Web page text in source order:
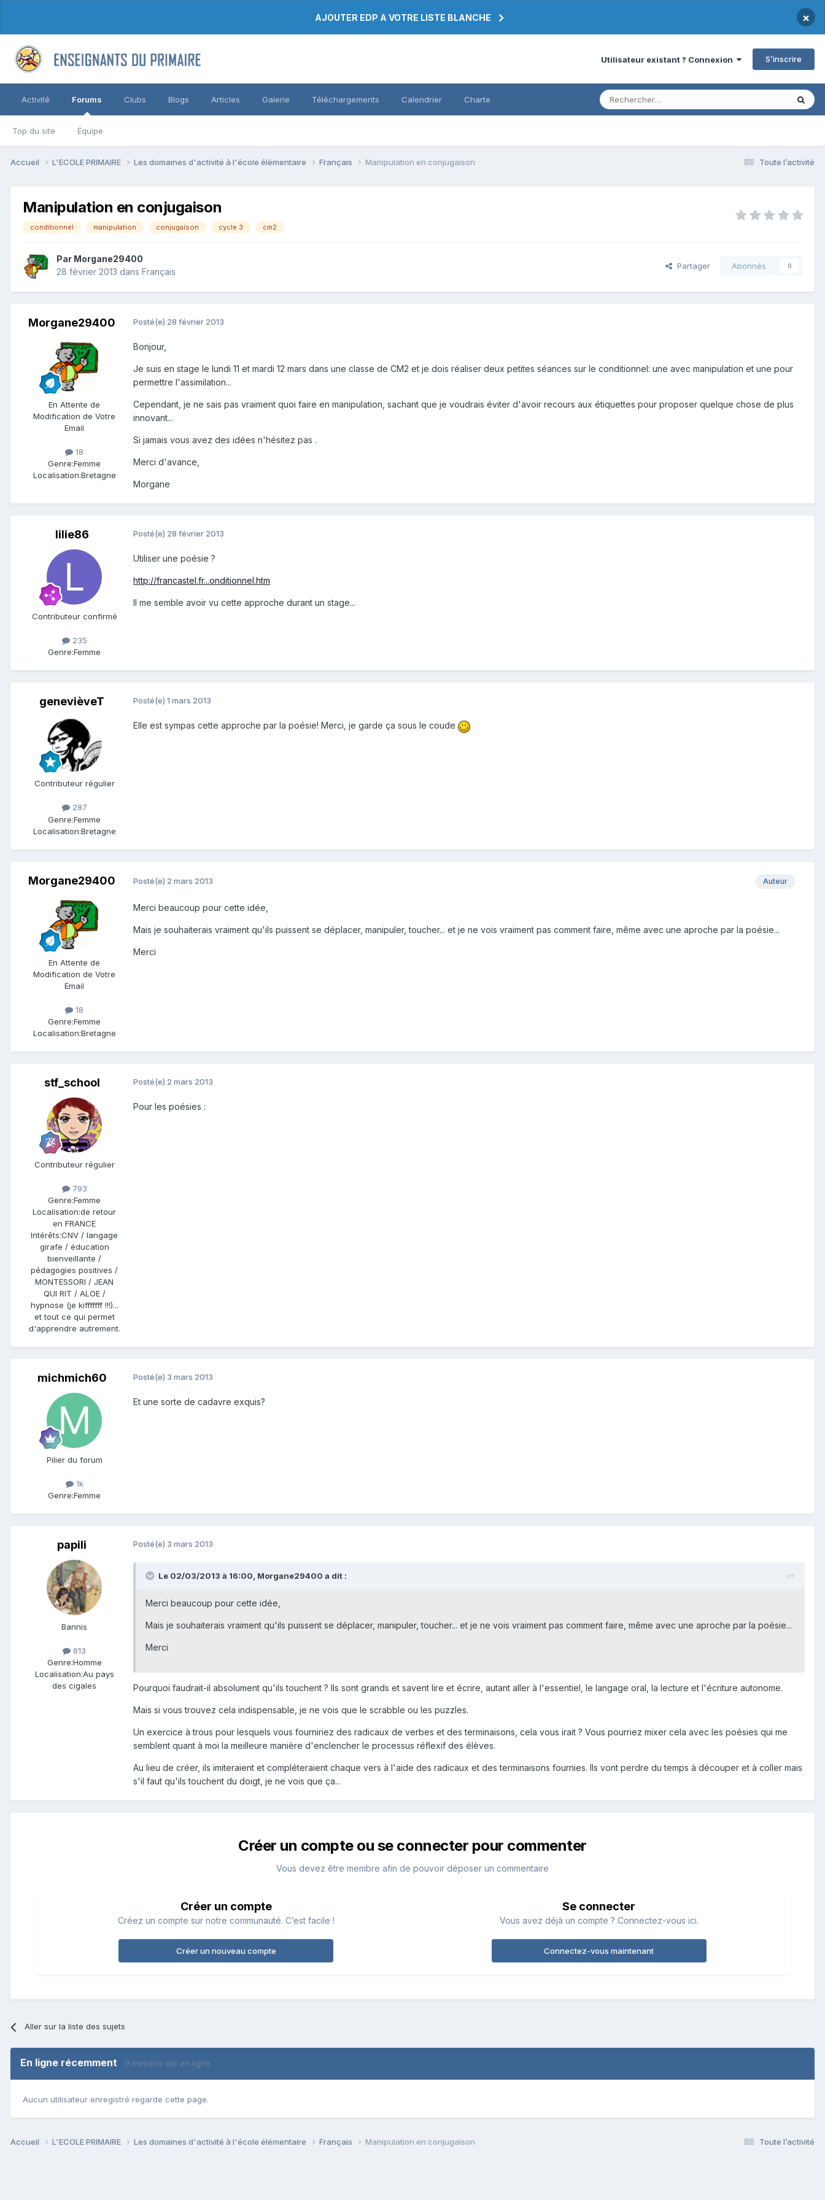
AJOUTER EDP A VOTRE LISTE BLANCHE ×
Utilisateur existant ? Connexion S’inscrire
Activité Forums
Top du site Équipe
Clubs Blogs Articles Galerie Téléchargements Calendrier Charte
Toute l’activité
Accueil L'ECOLE PRIMAIRE Les domaines d'activité à l'école élémentaire Français Manipulation en conjugaison
Manipulation en conjugaison
conditionnel manipulation conjugaison cycle 3 cm2
Par Morgane29400
28 février 2013 dans Français
Partager Abonnés 0
Morgane29400
En Attente de
Modification de Votre
Email
18
Genre:Femme
Localisation:Bretagne
Posté(e) 28 février 2013
Bonjour,
Je suis en stage le lundi 11 et mardi 12 mars dans une classe de CM2 et je dois réaliser deux petites séances sur le conditionnel: une avec manipulation et une pour
permettre l'assimilation...
Cependant, je ne sais pas vraiment quoi faire en manipulation, sachant que je voudrais éviter d'avoir recours aux étiquettes pour proposer quelque chose de plus
innovant...
Si jamais vous avez des idées n'hésitez pas .
Merci d'avance,
Morgane
lilie86
Contributeur confirmé
235
Genre:Femme
Posté(e) 28 février 2013
Utiliser une poésie ?
http://francastel.fr...onditionnel.htm
Il me semble avoir vu cette approche durant un stage...
genevièveT
Contributeur régulier
287
Genre:Femme
Localisation:Bretagne
Posté(e) 1 mars 2013
Elle est sympas cette approche par la poésie! Merci, je garde ça sous le coude
Morgane29400
En Attente de
Modification de Votre
Email
18
Genre:Femme
Localisation:Bretagne
Auteur
Posté(e) 2 mars 2013
Merci beaucoup pour cette idée,
Mais je souhaiterais vraiment qu'ils puissent se déplacer, manipuler, toucher... et je ne vois vraiment pas comment faire, même avec une aproche par la poésie...
Merci
stf_school
Contributeur régulier
793
Genre:Femme
Localisation:de retour
en FRANCE
Intérêts:CNV / langage
girafe / éducation
bienveillante /
pédagogies positives /
MONTESSORI / JEAN
QUI RIT / ALOE /
hypnose (je kifffffff !!!)...
et tout ce qui permet
d'apprendre autrement.
Posté(e) 2 mars 2013
Pour les poésies :
michmich60
Pilier du forum
1k
Genre:Femme
Posté(e) 3 mars 2013
Et une sorte de cadavre exquis?
papili
Bannis
813
Genre:Homme
Localisation:Au pays
des cigales
Posté(e) 3 mars 2013
Le 02/03/2013 à 16:00, Morgane29400 a dit :
Merci beaucoup pour cette idée,
Mais je souhaiterais vraiment qu'ils puissent se déplacer, manipuler, toucher... et je ne vois vraiment pas comment faire, même avec une aproche par la poésie...
Merci
Pourquoi faudrait-il absolument qu'ils touchent ? Ils sont grands et savent lire et écrire, autant aller à l'essentiel, le langage oral, la lecture et l'écriture autonome.
Mais si vous trouvez cela indispensable, je ne vois que le scrabble ou les puzzles.
Un exercice à trous pour lesquels vous fourniriez des radicaux de verbes et des terminaisons, cela vous irait ? Vous pourriez mixer cela avec les poésies qui me
semblent quant à moi la meilleure manière d'enclencher le processus réflexif des élèves.
Au lieu de créer, ils imiteraient et compléteraient chaque vers à l'aide des radicaux et des terminaisons fournies. Ils vont perdre du temps à découper et à coller mais
s'il faut qu'ils touchent du doigt, je ne vois que ça...
Créer un compte ou se connecter pour commenter
Vous devez être membre afin de pouvoir déposer un commentaire
Créer un compte
Créez un compte sur notre communauté. C’est facile !
Créer un nouveau compte
Se connecter
Vous avez déjà un compte ? Connectez-vous ici.
Connectez-vous maintenant
Aller sur la liste des sujets
En ligne récemment 0 membre est en ligne
Aucun utilisateur enregistré regarde cette page.
Toute l’activité
Accueil L'ECOLE PRIMAIRE Les domaines d'activité à l'école élémentaire Français Manipulation en conjugaison